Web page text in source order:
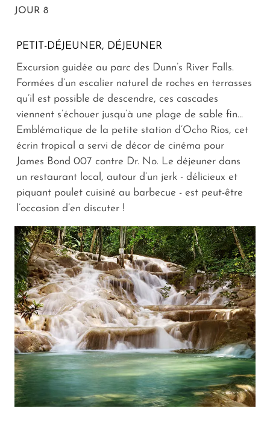
JOUR 8
PETIT-DÉJEUNER, DÉJEUNER
Excursion guidée au parc des Dunn’s River Falls.
Formées d’un escalier naturel de roches en terrasses
qu’il est possible de descendre, ces cascades
viennent s’échouer jusqu’à une plage de sable fin…
Emblématique de la petite station d’Ocho Rios, cet
écrin tropical a servi de décor de cinéma pour
James Bond 007 contre Dr. No. Le déjeuner dans
un restaurant local, autour d’un jerk - délicieux et
piquant poulet cuisiné au barbecue - est peut-être
l’occasion d’en discuter !